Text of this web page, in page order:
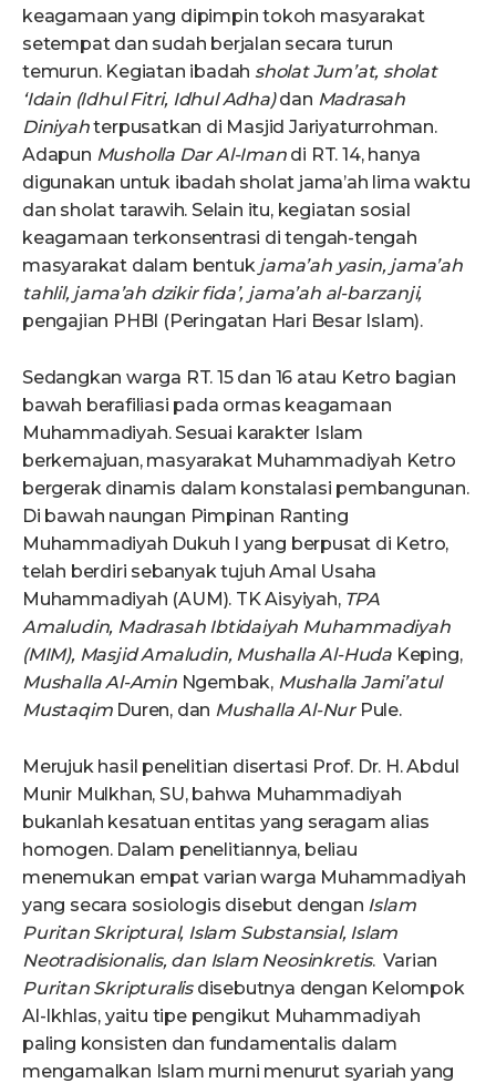
keagamaan yang dipimpin tokoh masyarakat
setempat dan sudah berjalan secara turun
temurun. Kegiatan ibadah sholat Jum’at, sholat
‘Idain (Idhul Fitri, Idhul Adha)dan Madrasah
Diniyahterpusatkan di Masjid Jariyaturrohman.
Adapun Musholla Dar Al-Imandi RT. 14, hanya
digunakan untuk ibadah sholat jama’ah lima waktu
dan sholat tarawih. Selain itu, kegiatan sosial
keagamaan terkonsentrasi di tengah-tengah
masyarakat dalam bentuk jama’ah yasin, jama’ah
tahlil, jama’ah dzikirfida’, jama’ah al-barzanji,
pengajian PHBI (Peringatan Hari Besar Islam).
Sedangkan warga RT. 15 dan 16 atau Ketro bagian
bawah berafiliasi pada ormas keagamaan
Muhammadiyah. Sesuai karakter Islam
berkemajuan, masyarakat Muhammadiyah Ketro
bergerak dinamis dalam konstalasi pembangunan.
Di bawah naungan Pimpinan Ranting
Muhammadiyah Dukuh I yang berpusat di Ketro,
telah berdiri sebanyak tujuh Amal Usaha
Muhammadiyah (AUM). TK Aisyiyah, TPA
Amaludin, Madrasah Ibtidaiyah Muhammadiyah
(MIM), Masjid Amaludin, Mushalla Al-Huda Keping,
Mushalla Al-AminNgembak, Mushalla Jami’atul
MustaqimDuren, dan Mushalla Al-NurPule.
Merujuk hasil penelitian disertasi Prof. Dr. H. Abdul
Munir Mulkhan, SU, bahwa Muhammadiyah
bukanlah kesatuan entitas yang seragam alias
homogen. Dalam penelitiannya, beliau
menemukan empat varian warga Muhammadiyah
yang secara sosiologis disebut dengan Islam
Puritan Skriptural, Islam Substansial, Islam
Neotradisionalis, dan Islam Neosinkretis. Varian
Puritan Skripturalisdisebutnya dengan Kelompok
Al-Ikhlas, yaitu tipe pengikut Muhammadiyah
paling konsisten dan fundamentalis dalam
mengamalkan Islam murni menurut syariah yang